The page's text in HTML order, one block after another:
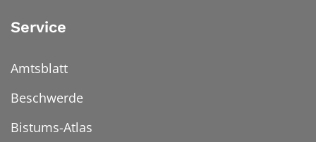
Service
Amtsblatt
Beschwerde
Bistums-Atlas